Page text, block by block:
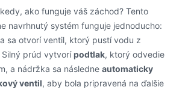
ako funguje váš záchod? Tento
navrhnutý systém funguje jednoducho:
sa otvorí ventil, ktorý pustí vodu z
Silný prúd vytvorípodtlak, ktorý odvedie
a nádržka sa následneautomaticky
ventil, aby bola pripravená na ďalšie